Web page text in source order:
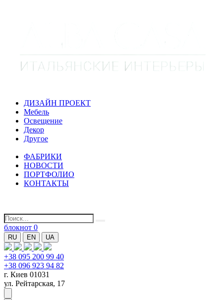
ДИЗАЙН ПРОЕКТ
Мебель
Освещение
Декор
Другое
ФАБРИКИ
НОВОСТИ
ПОРТФОЛИО
КОНТАКТЫ
блокнот 0
RU EN UA
+38 095 200 99 40
+38 096 923 94 82
г. Киев 01031
ул. Рейтарская, 17